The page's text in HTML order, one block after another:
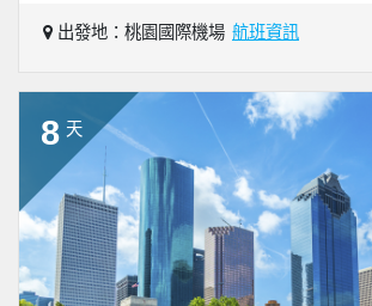
出發地：桃園國際機場 航班資訊
8 天